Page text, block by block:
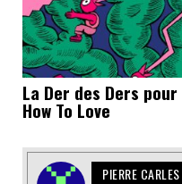
La Der des Ders
How To Love
PIERRE CARLES